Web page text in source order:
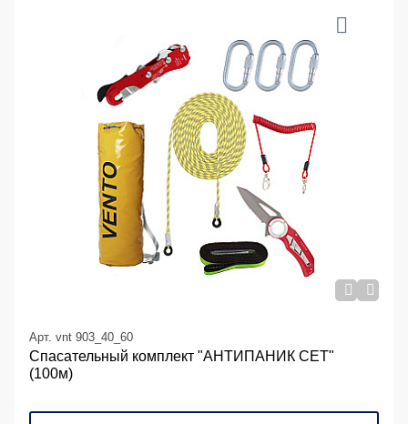
Арт. vnt 903_40_60
Спасательный комплект "АНТИПАНИК СЕТ"
(100м)